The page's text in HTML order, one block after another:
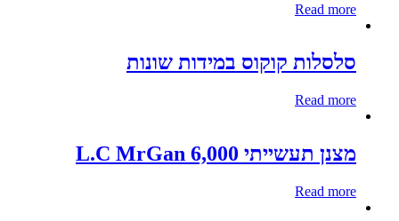
Read more
סלסלות קוקוס במידות שונות
Read more
מצנן תעשייתי 6,000 L.C MrGan
Read more